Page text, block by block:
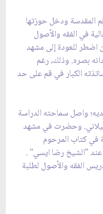
قم المقدسة ودخل حوزتها
في الفقه والأصول
حتى العام 1964 حين اضطر للعودة إلى مشهد
بصره. وذلك، رغم
الكبار في قم على حد
واصل سماحته الدراسة
وحضرت في مشهد
في كتاب المرحوم
عند "الشيخ رضا ايسي" .
الفقه والأصول لطلبة